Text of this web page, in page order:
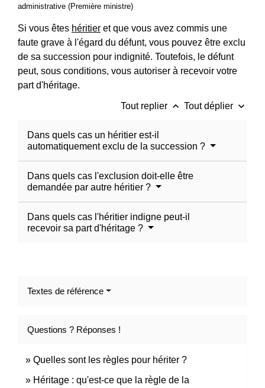
administrative (Première ministre)
Si vous êtes héritier et que vous avez commis une
faute grave à l'égard du défunt, vous pouvez être exclu
de sa succession pour indignité. Toutefois, le défunt
peut, sous conditions, vous autoriser à recevoir votre
part d'héritage.
Tout replier keyboard_arrow_up Tout déplier keyboard_arrow_down
Dans quels cas un héritier est-il
automatiquement exclu de la succession ?
Dans quels cas l'exclusion doit-elle être
demandée par autre héritier ?
Dans quels cas l'héritier indigne peut-il
recevoir sa part d'héritage ?
Textes de référence
Questions ? Réponses !
Quelles sont les règles pour hériter ?
Héritage : qu'est-ce que la règle de la